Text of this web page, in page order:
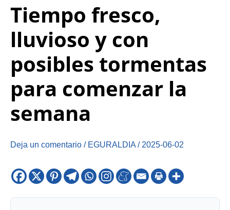
Tiempo fresco,
lluvioso y con
posibles tormentas
para comenzar la
semana
Deja un comentario / EGURALDIA / 2025-06-02